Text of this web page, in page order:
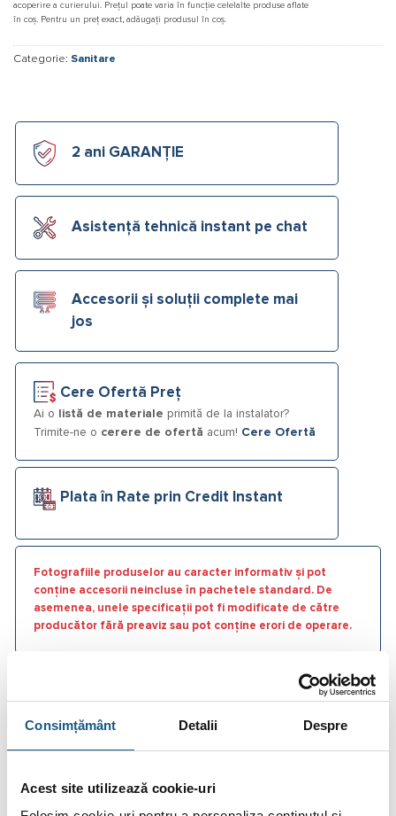
Consimțământ Detalii Despre
Acest site utilizează cookie-uri
acoperire a curierului. Prețul poate varia în funcție celelalte produse aflate
în coș. Pentru un preț exact, adăugați produsul în coș.
Categorie: Sanitare
2 ani GARANȚIE
Asistență tehnică instant pe chat
Accesorii și soluții complete mai
jos
Cere Ofertă Preț
Ai o listă de materiale primită de la instalator?
Trimite-ne o cerere de ofertă acum! Cere Ofertă
Plata în Rate prin Credit Instant
Fotografiile produselor au caracter informativ și pot
conține accesorii neincluse în pachetele standard. De
asemenea, unele specificații pot fi modificate de către
producător fără preaviz sau pot conține erori de operare.
DESCRIERE
RECENZII (0)